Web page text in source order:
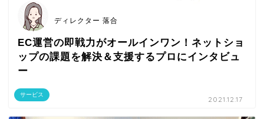
サービス
ディレクター 落合
EC運営の即戦力がオールインワン！ネットショ
ップの課題を解決＆支援するプロにインタビュ
ー
2021.12.17